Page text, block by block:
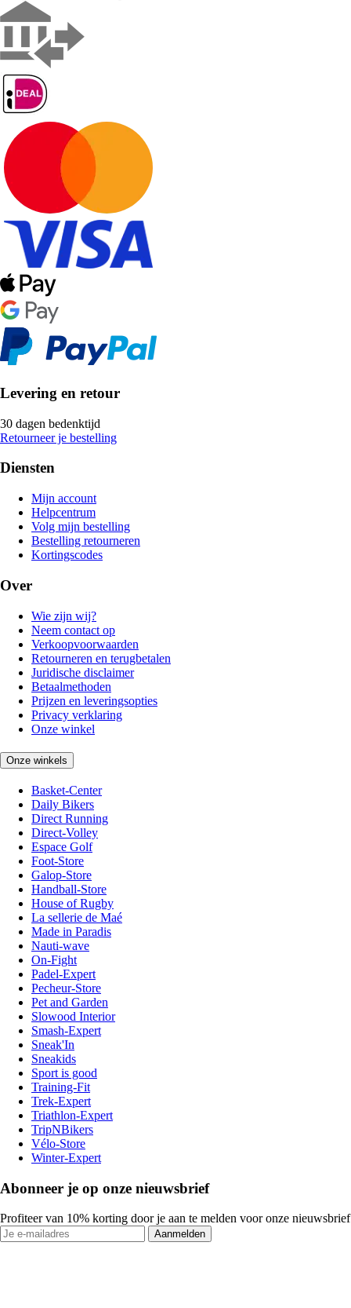
Levering en retour
30 dagen bedenktijd
Retourneer je bestelling
Diensten
Mijn account
Helpcentrum
Volg mijn bestelling
Bestelling retourneren
Kortingscodes
Over
Wie zijn wij?
Neem contact op
Verkoopvoorwaarden
Retourneren en terugbetalen
Juridische disclaimer
Betaalmethoden
Prijzen en leveringsopties
Privacy verklaring
Onze winkel
Onze winkels
Basket-Center
Daily Bikers
Direct Running
Direct-Volley
Espace Golf
Foot-Store
Galop-Store
Handball-Store
House of Rugby
La sellerie de Maé
Made in Paradis
Nauti-wave
On-Fight
Padel-Expert
Pecheur-Store
Pet and Garden
Slowood Interior
Smash-Expert
Sneak'In
Sneakids
Sport is good
Training-Fit
Trek-Expert
Triathlon-Expert
TripNBikers
Vélo-Store
Winter-Expert
Abonneer je op onze nieuwsbrief
Profiteer van 10% korting door je aan te melden voor onze nieuwsbrief
Aanmelden